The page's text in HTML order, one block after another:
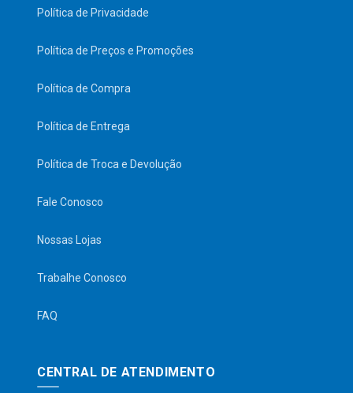
Política de Privacidade
Política de Preços e Promoções
Política de Compra
Política de Entrega
Política de Troca e Devolução
Fale Conosco
Nossas Lojas
Trabalhe Conosco
FAQ
CENTRAL DE ATENDIMENTO